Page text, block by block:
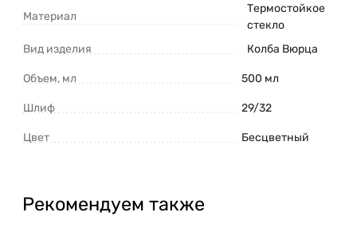
Материал
Термостойкое
стекло
Вид изделия
Колба Вюрца
Объем, мл 500 мл
Шлиф 29/32
Цвет Бесцветный
Рекомендуем также